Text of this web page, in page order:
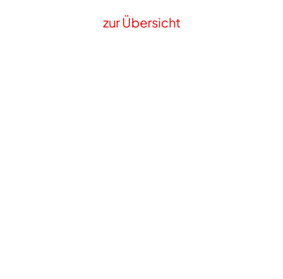
zur Übersicht